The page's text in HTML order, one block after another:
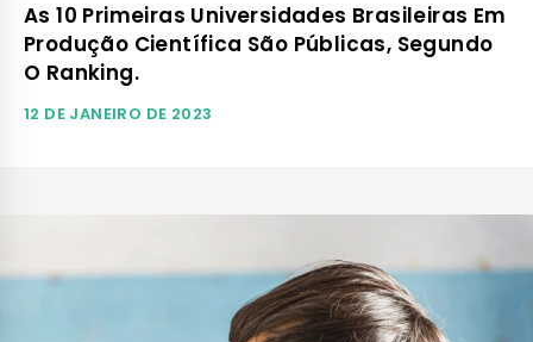
As 10 Primeiras Universidades Brasileiras Em
Produção Científica São Públicas, Segundo
O Ranking.
12 DE JANEIRO DE 2023